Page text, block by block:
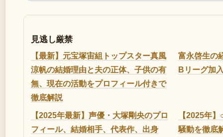
見逃し厳禁
【最新】元宝塚宙組トップスター真風
涼帆の結婚理由と夫の正体、子供の有
無、現在の活動をプロフィール付きで
徹底解説
富永啓生の
Bリーグ加
【2025年最新】声優・大塚剛央のプロ
フィール、結婚相手、代表作、出身
【2025年
騒動を徹底